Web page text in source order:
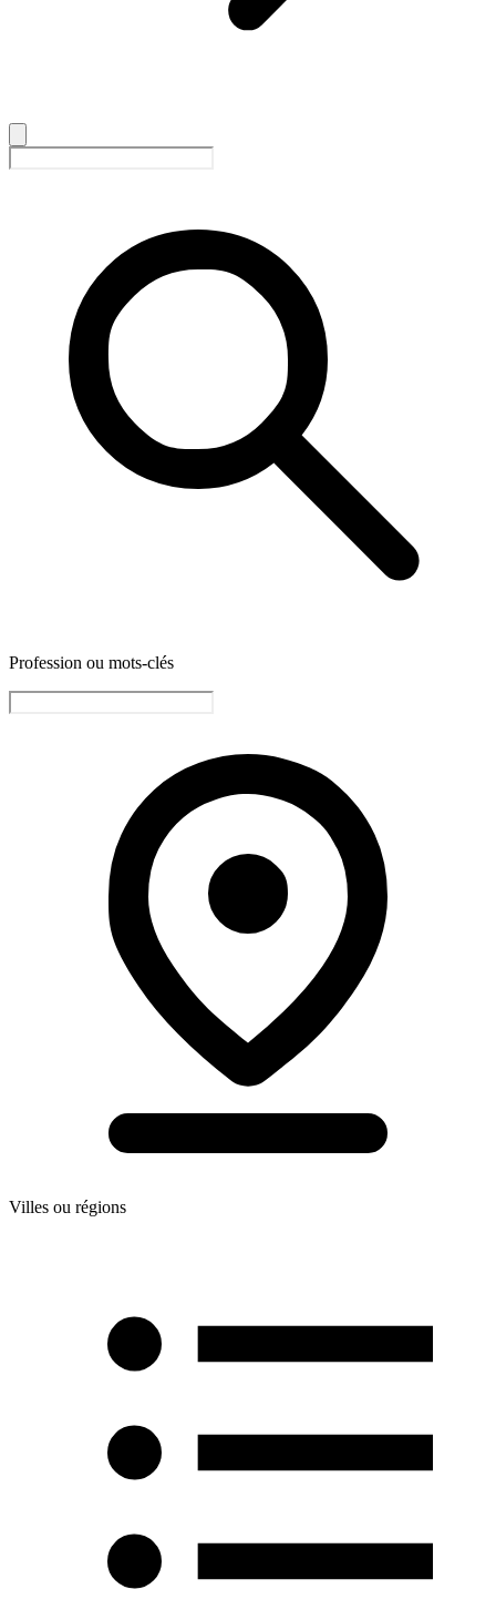
Profession ou mots-clés
Villes ou régions